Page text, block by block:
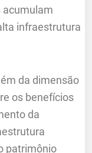
acumulam
infraestrutura
da dimensão
os benefícios
da
patrimônio